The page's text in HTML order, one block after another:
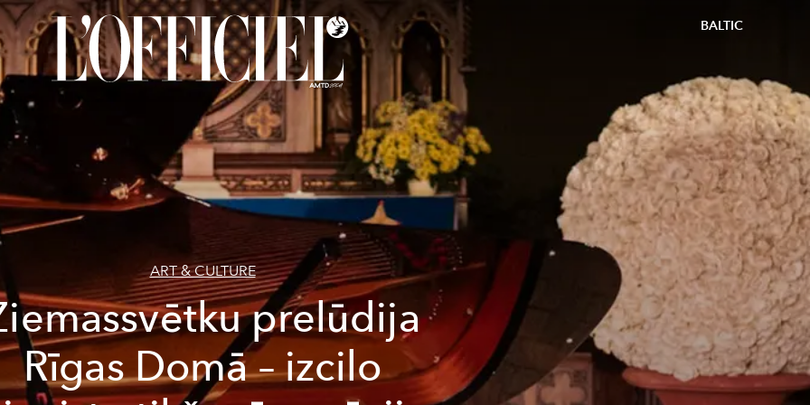
BALTIC
ART & CULTURE
prelūdija
Rīgas Domā – izcilo